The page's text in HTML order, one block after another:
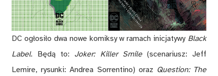
DC ogłosiło dwa nowe komiksy w ramach inicjatywy Black
Label. Będą to: Joker: Killer Smile(scenariusz: Jeff
Lemire, rysunki: Andrea Sorrentino) oraz Question: The